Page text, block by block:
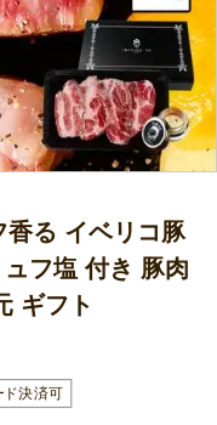
香る イベリコ豚
フ塩 付き 豚肉
ギフト